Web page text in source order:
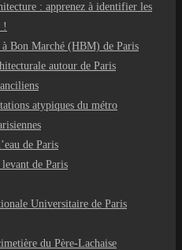
: apprenez à identifier les
!
Bon Marché (HBM) de Paris
autour de Paris
atypiques du métro
de Paris
de Paris
Universitaire de Paris
du Père-Lachaise